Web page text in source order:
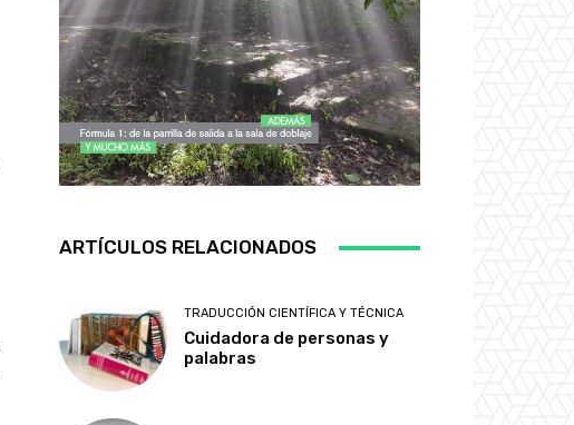
ARTÍCULOS RELACIONADOS
TRADUCCIÓN CIENTÍFICA Y TÉCNICA
Cuidadora de personas y
palabras